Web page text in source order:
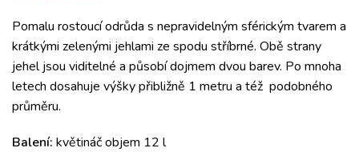
Pomalu rostoucí odrůda s nepravidelným sférickým tvarem a
krátkými zelenými jehlami ze spodu stříbrné. Obě strany
jehel jsou viditelné a působí dojmem dvou barev. Po mnoha
letech dosahuje výšky přibližně 1 metru a též podobného
průměru.
Balení: květináč objem 12 l